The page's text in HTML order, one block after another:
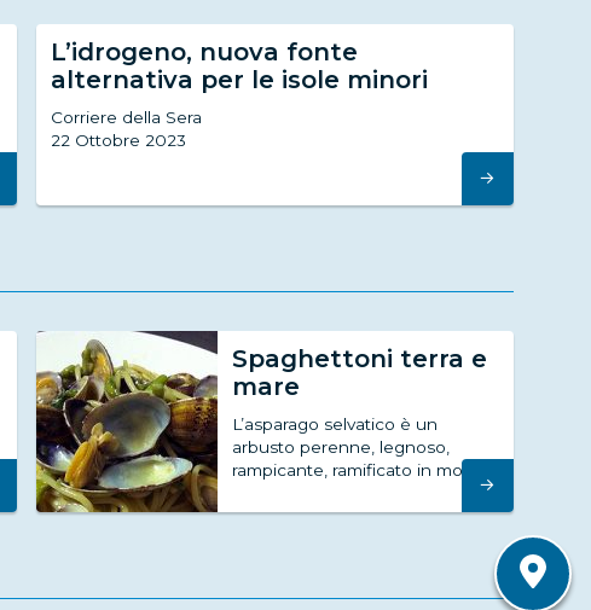
L’idrogeno, nuova fonte
alternativa per le isole minori
Corriere della Sera
22 Ottobre 2023
→
Spaghettoni terra e
mare
L’asparago selvatico è un
arbusto perenne, legnoso,
rampicante, ramificato in modo...
→